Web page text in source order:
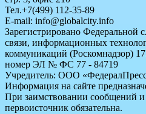
Тел.+7(499) 112-35-89
E-mail: info@globalcity.info
Зарегистрировано Федеральной
связи, информационных
коммуникаций (Роскомнадзор)
номер ЭЛ № ФС 77 - 84719
Учредитель: ООО
Информация на сайте
При заимствовании сообщений и
первоисточник обязательна.